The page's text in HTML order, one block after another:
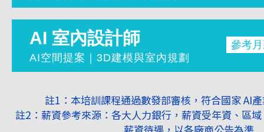
適合：想投入雲端領域 / 系統工程發
虛擬角色
AI短影音
社群影音
適合：想投入影音產業 / 自媒體經營
學習
AI視覺生
UIUX 體驗
數位提案
AI 室內設計師
參考
AI空間提案｜3D建模與室內規劃
學習
2D施工圖
註1：本培訓課程通過數發部審核，符合國家 AI
註2：薪資參考來源：各大人力銀行，薪資受年資、區